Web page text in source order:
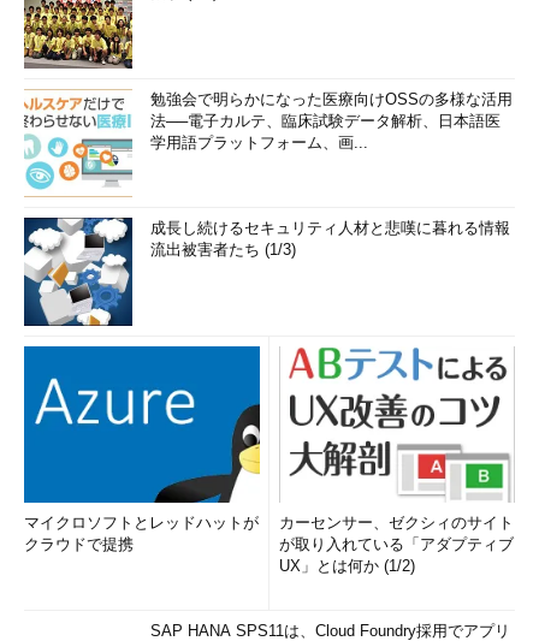
勉強会で明らかになった医療向けOSSの多様な活用
法──電子カルテ、臨床試験データ解析、日本語医
学用語プラットフォーム、画...
成長し続けるセキュリティ人材と悲嘆に暮れる情報
流出被害者たち (1/3)
マイクロソフトとレッドハットが
クラウドで提携
カーセンサー、ゼクシィのサイト
が取り入れている「アダプティブ
UX」とは何か (1/2)
SAP HANA SPS11は、Cloud Foundry採用でアプリ